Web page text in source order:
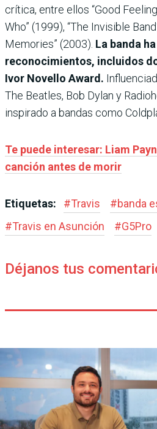
crítica, entre ellos “Good
Who” (1999), “The Invisible
Memories” (2003). La banda
reconocimientos, incluidos
Ivor Novello Award.
The Beatles, Bob Dylan y
inspirado a bandas como
Te puede interesar: Liam
canción antes de morir
Etiquetas: #Travis #banda
#Travis en Asunción #G5Pro
Déjanos tus